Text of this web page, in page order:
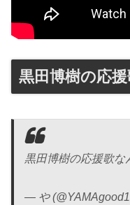
黒田博樹の応
黒田博樹の応援歌な
— や